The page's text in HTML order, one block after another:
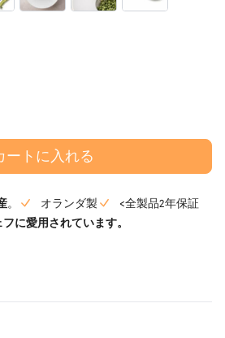
ートに入れる
。 オランダ製
<全製品2年保証
に愛用されています。